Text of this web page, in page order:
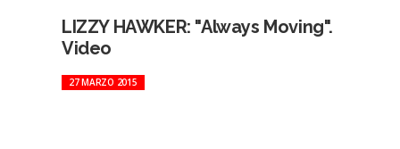
LIZZY HAWKER: "Always Moving".
Video
27 MARZO 2015